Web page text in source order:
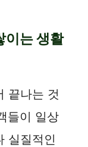
이는 생활
끝나는 것
들이 일상
실질적인